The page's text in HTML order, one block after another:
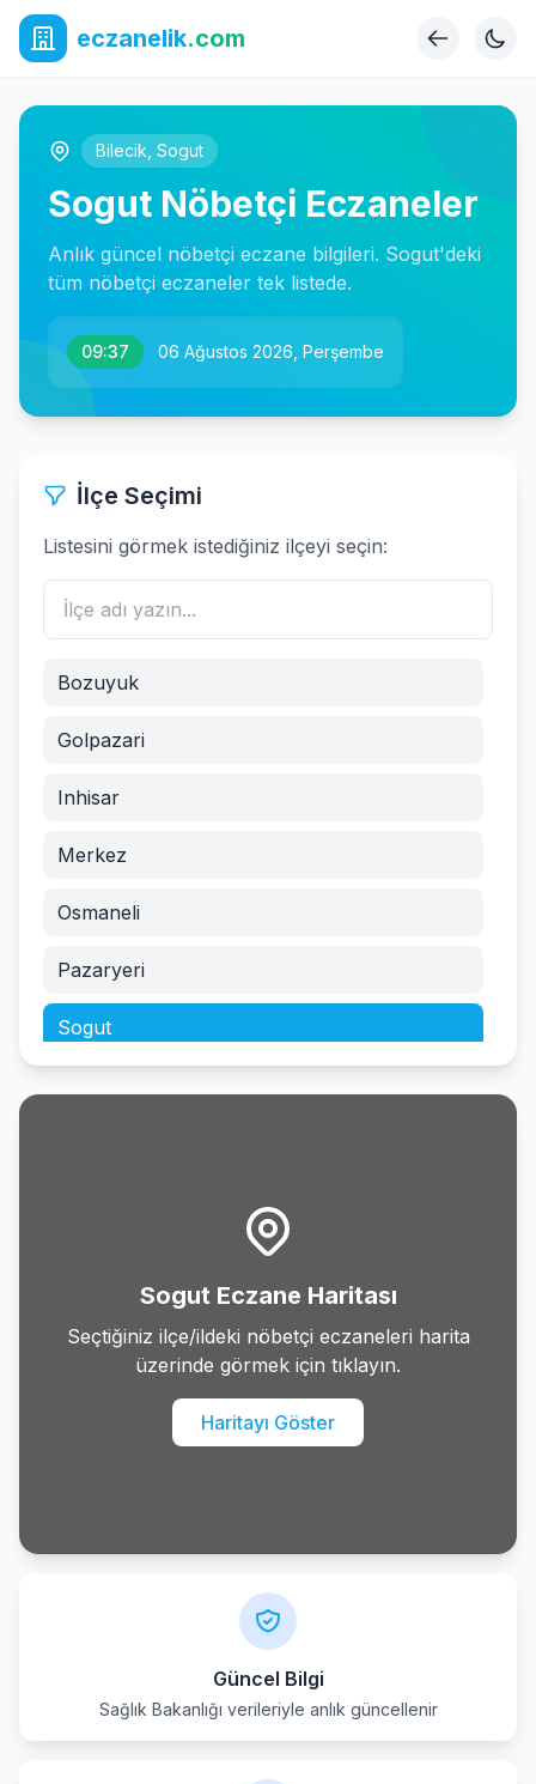
eczanelik.com
Bilecik Sogut
Sogut Nöbetçi Eczaneler
Anlık güncel nöbetçi eczane bilgileri. Sogut'deki
tüm nöbetçi eczaneler tek listede.
09:37 06 Ağustos 2026, Perşembe
İlçe Seçimi
Listesini görmek istediğiniz ilçeyi seçin:
Bozuyuk
Golpazari
Inhisar
Merkez
Osmaneli
Pazaryeri
Sogut
Sogut Eczane Haritası
Seçtiğiniz ilçe/ildeki nöbetçi eczaneleri harita
üzerinde görmek için tıklayın.
Haritayı Göster
Güncel Bilgi
Sağlık Bakanlığı verileriyle anlık güncellenir